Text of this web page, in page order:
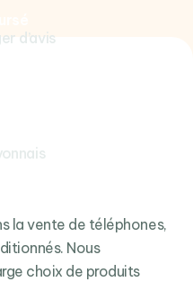
d’avis
la vente de téléphones,
Nous
choix de produits